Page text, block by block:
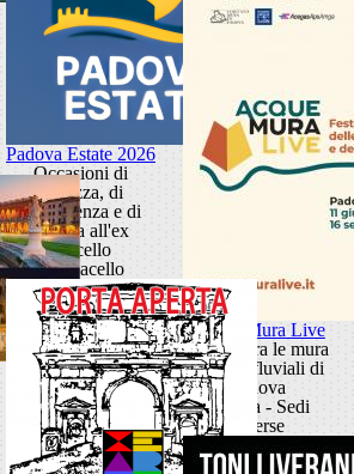
Padova Estate 2026
Occasioni di
bellezza, di
conoscenza e di
cultura all'ex
Macello
Ex Macello
Acque Mura Live
Festival tra le mura
e i porti fluviali di
Padova
Padova - Sedi
diverse